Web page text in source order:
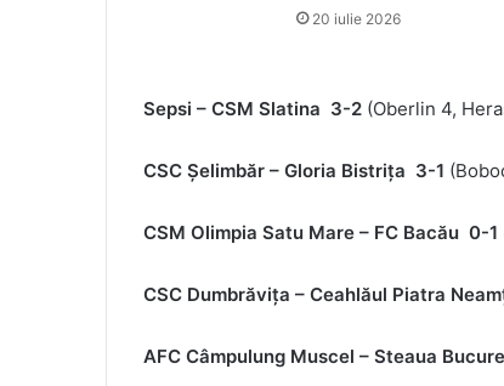
20 iulie 2026
Sepsi – CSM Slatina 3-2 (Oberlin 4,
CSC Şelimbăr – Gloria Bistrița 3-1
CSM Olimpia Satu Mare – FC Bacău 0-1
CSC Dumbrăviţa – Ceahlăul Piatra
AFC Câmpulung Muscel – Steaua